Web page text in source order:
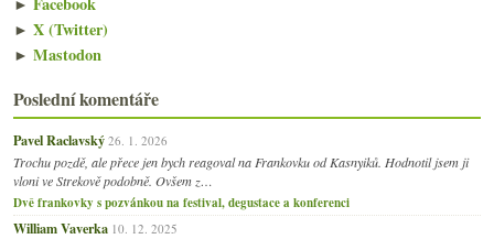
► X (Twitter)
► Mastodon
Poslední komentáře
Pavel Raclavský 26. 1. 2026
Trochu pozdě, ale přece jen bych reagoval na Frankovku od Kasnyiků. Hodnotil jsem ji
vloni ve Strekově podobně. Ovšem z…
Dvě frankovky s pozvánkou na festival, degustace a konferenci
William Vaverka 10. 12. 2025